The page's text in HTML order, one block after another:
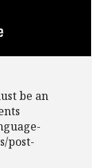
be an
post-